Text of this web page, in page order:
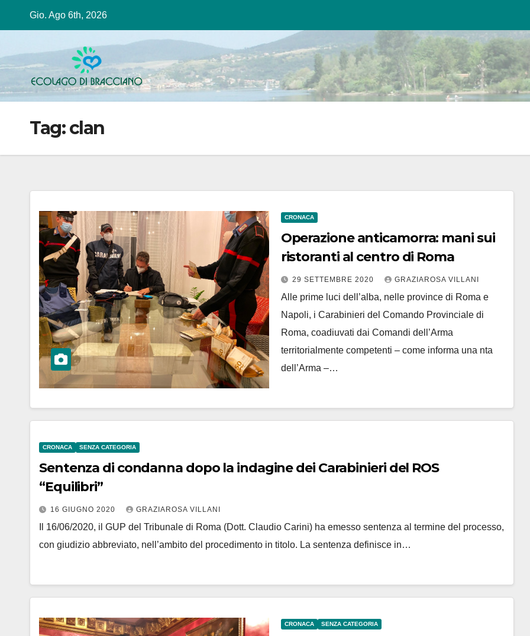
Gio. Ago 6th, 2026
Tag:clan
CRONACA
Operazione anticamorra: mani sui
ristoranti al centro di Roma
29 SETTEMBRE 2020 GRAZIAROSA VILLANI
Alle prime luci dell’alba, nelle province di Roma e
Napoli, i Carabinieri del Comando Provinciale di
Roma, coadiuvati dai Comandi dell’Arma
territorialmente competenti – come informa una nta
dell’Arma –…
CRONACA SENZA CATEGORIA
Sentenza di condanna dopo la indagine dei Carabinieri del ROS
“Equilibri”
16 GIUGNO 2020 GRAZIAROSA VILLANI
Il 16/06/2020, il GUP del Tribunale di Roma (Dott. Claudio Carini) ha emesso sentenza al termine del processo,
con giudizio abbreviato, nell’ambito del procedimento in titolo. La sentenza definisce in…
CRONACA SENZA CATEGORIA